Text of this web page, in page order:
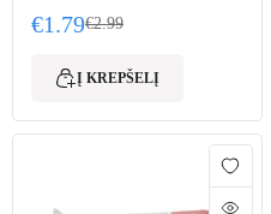
€2.99
Original price was: €2.99.
€1.79
Current price is: €1.79.
Į KREPŠELĮ